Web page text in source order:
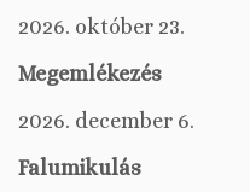
2026. október 23.
Megemlékezés
2026. december 6.
Falumikulás